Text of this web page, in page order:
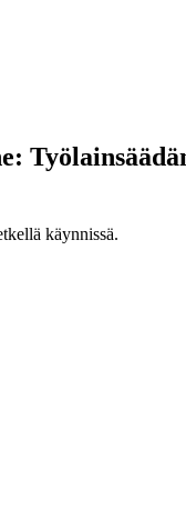
käynnissä.